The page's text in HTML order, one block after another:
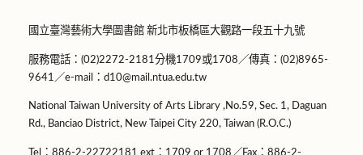
國立臺灣藝術大學圖書館 新北市板橋區大觀路一段五十九號
服務電話：(02)2272-2181分機1709或1708／傳真：(02)8965-
9641／e-mail：d10@mail.ntua.edu.tw
National Taiwan University of Arts Library ,No.59, Sec. 1, Daguan
Rd., Banciao District, New Taipei City 220, Taiwan (R.O.C.)
Tel：886-2-22722181 ext：1709 or 1708／Fax：886-2-